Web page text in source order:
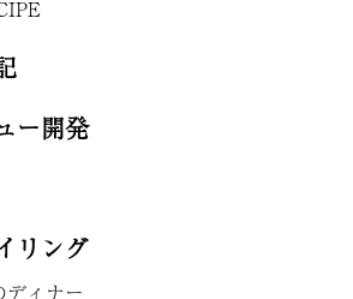
ー開発
リング
ィナー